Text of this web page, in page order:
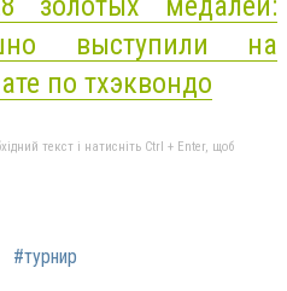
выступили на
по тхэквондо
текст і натисніть Ctrl + Enter, щоб
#турнир